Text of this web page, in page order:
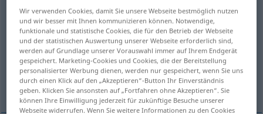
planenv/t
Übersicht aller Übersetzungen
(Für mehr Details die Übersetzung anklicken/antippen)
proyectar, planear, hacer planes, planificar,
prever
Wir verwenden Cookies, damit Sie unsere Webseite bestmöglich nutzen
und wir besser mit Ihnen kommunizieren können. Notwendige,
funktionale und statistische Cookies, die für den Betrieb der Webseite
und der statistischen Auswertung unserer Webseite erforderlich sind,
werden auf Grundlage unserer Vorauswahl immer auf Ihrem Endgerät
gespeichert. Marketing-Cookies und Cookies, die der Bereitstellung
personalisierter Werbung dienen, werden nur gespeichert, wenn Sie uns
durch einen Klick auf den „Akzeptieren“-Button Ihr Einverständnis
geben. Klicken Sie ansonsten auf „Fortfahren ohne Akzeptieren“. Sie
können Ihre Einwilligung jederzeit für zukünftige Besuche unserer
Webseite widerrufen. Wenn Sie weitere Informationen zu den Cookies